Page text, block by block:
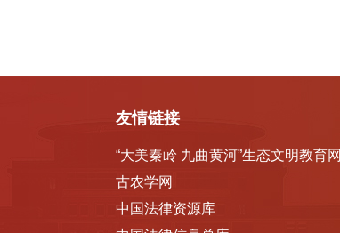
友情链接
“大美秦岭 九曲黄河”生态文明教育网
古农学网
中国法律资源库